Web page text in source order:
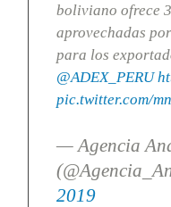
boliviano ofrece
aprovechadas
para los
@ADEX_PERU
pic.twitter.com/
— Agencia
2019